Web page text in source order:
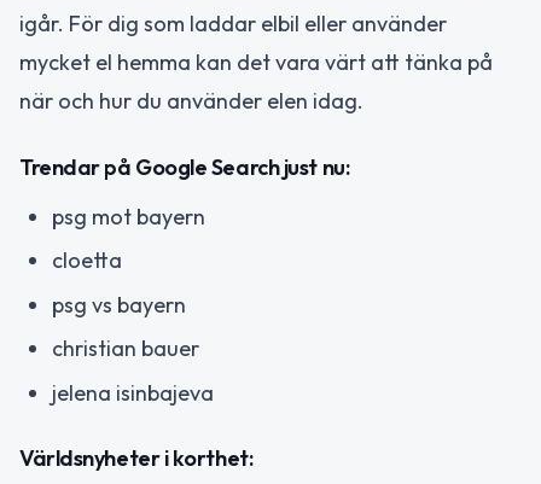
igår. För dig som laddar elbil eller använder
mycket el hemma kan det vara värt att tänka på
när och hur du använder elen idag.
Trendar på Google Search just nu:
psg mot bayern
cloetta
psg vs bayern
christian bauer
jelena isinbajeva
Världsnyheter i korthet: